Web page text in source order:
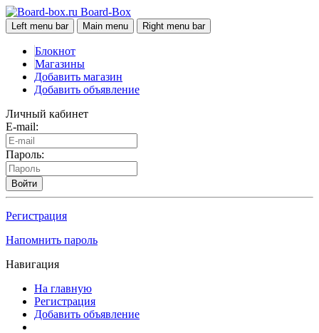
Board-Box
Left menu bar Main menu Right menu bar
Блокнот
Магазины
Добавить магазин
Добавить объявление
Личный кабинет
E-mail:
Пароль:
Войти
Регистрация
Напомнить пароль
Навигация
На главную
Регистрация
Добавить объявление